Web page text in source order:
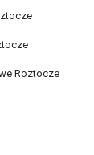
Roztocze